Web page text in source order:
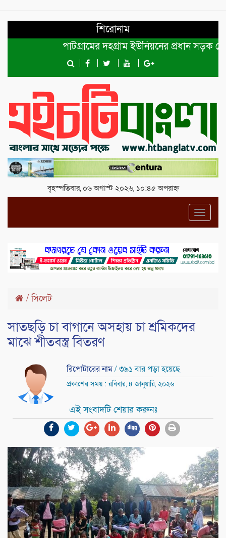
শিরোনাম
পাটগ্রামের দহগ্রাম ইউনিয়নের প্রধান সড়ক ভেঙ্গে
বৃহস্পতিবার, ০৬ অগাস্ট ২০২৬, ১০:৪৫ অপরাহ্ন
/সিলেট
সাতছড়ি চা বাগানে অসহায় চা শ্রমিকদের
মাঝে শীতবস্ত্র বিতরণ
রিপোটারের নাম/ ৩৯১ বার পড়া হয়েছে
প্রকাশের সময় : রবিবার, ৪ জানুয়ারি, ২০২৬
এই সংবাদটি শেয়ার করুনঃ